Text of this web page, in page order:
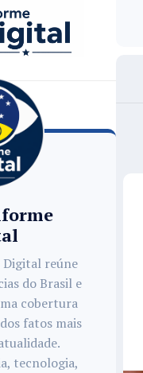
reúne
do Brasil e
cobertura
fatos mais
tecnologia,